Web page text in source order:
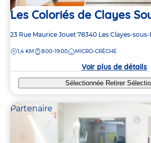
Les Coloriés de Clayes
Adresse
la
23 Rue Maurice Jouet 78340 Les Clayes-
DISTANCE
1,4 KM 8:00-19:00 MICRO-CRÈCHE
Voir plus de détails
Sélectionnée Retirer
Partenaire